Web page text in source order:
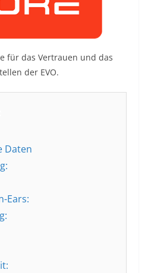
für das Vertrauen und das
der EVO.
Daten
Ears: